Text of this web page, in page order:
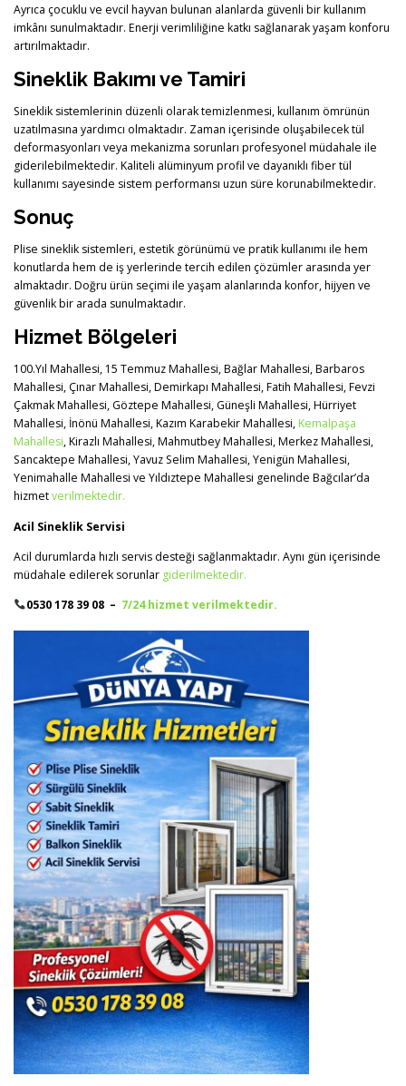
Ayrıca çocuklu ve evcil hayvan bulunan alanlarda güvenli bir kullanım
imkânı sunulmaktadır. Enerji verimliliğine katkı sağlanarak yaşam konforu
artırılmaktadır.
Sineklik Bakımı ve Tamiri
Sineklik sistemlerinin düzenli olarak temizlenmesi, kullanım ömrünün
uzatılmasına yardımcı olmaktadır. Zaman içerisinde oluşabilecek tül
deformasyonları veya mekanizma sorunları profesyonel müdahale ile
giderilebilmektedir. Kaliteli alüminyum profil ve dayanıklı fiber tül
kullanımı sayesinde sistem performansı uzun süre korunabilmektedir.
Sonuç
Plise sineklik sistemleri, estetik görünümü ve pratik kullanımı ile hem
konutlarda hem de iş yerlerinde tercih edilen çözümler arasında yer
almaktadır. Doğru ürün seçimi ile yaşam alanlarında konfor, hijyen ve
güvenlik bir arada sunulmaktadır.
Hizmet Bölgeleri
100.Yıl Mahallesi, 15 Temmuz Mahallesi, Bağlar Mahallesi, Barbaros
Mahallesi, Çınar Mahallesi, Demirkapı Mahallesi, Fatih Mahallesi, Fevzi
Çakmak Mahallesi, Göztepe Mahallesi, Güneşli Mahallesi, Hürriyet
Mahallesi, İnönü Mahallesi, Kazım Karabekir Mahallesi, Kemalpaşa
Mahallesi, Kirazlı Mahallesi, Mahmutbey Mahallesi, Merkez Mahallesi,
Sancaktepe Mahallesi, Yavuz Selim Mahallesi, Yenigün Mahallesi,
Yenimahalle Mahallesi ve Yıldıztepe Mahallesi genelinde Bağcılar’da
hizmetverilmektedir.
Acil Sineklik Servisi
Acil durumlarda hızlı servis desteği sağlanmaktadır. Aynı gün içerisinde
müdahale edilerek sorunlar giderilmektedir.
0530 178 39 08 – 7/24 hizmet verilmektedir.